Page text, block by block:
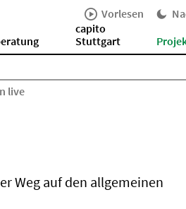
capito
Stuttgart
Vorlesen
live
Weg auf den allgemeinen